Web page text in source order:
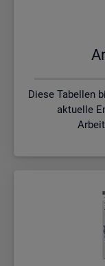
Diese Tabellen
aktuelle